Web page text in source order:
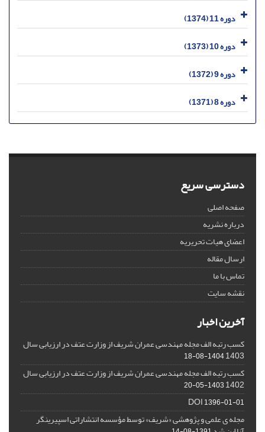
دوره 11 (1374)
دوره 10 (1373)
دوره 9 (1372)
دوره 8 (1371)
دسترسی سریع
صفحه اصلی
درباره نشریه
اعضای هیات تحریریه
ارسال مقاله
تماس با ما
نقشه سایت
آخرین اخبار
کسب رتبه الف مجله مهندسی عمران شریف از وزارت عتف در ارزیابی سال
1403
1404-08-18
کسب رتبه الف مجله مهندسی عمران شریف از وزارت عتف در ارزیابی سال
1402
1403-05-20
DOI1396-01-01
مجله ی علمی و پژوهشی «شریف» توسط مؤسسه انتشاراتی اسپیرینگر